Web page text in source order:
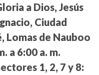
a Dios, Jesús
Ciudad
Lomas de Nauboo
a 6:00 a. m.
1, 2, 7 y 8: